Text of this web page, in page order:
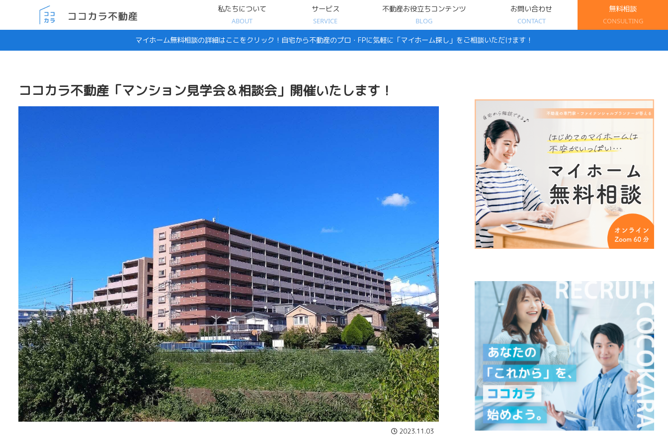
私たちについて
ABOUT
サービス
SERVICE
不動産お役立ちコンテンツ
BLOG
お問い合わせ
CONTACT
無料相談
CONSULTING
マイホーム無料相談の詳細はここをクリック！自宅から不動産のプロ・FPに気軽に「マイホーム探し」をご相談いただけます！
ココカラ不動産「マンション見学会＆相談会」開催いたします！
2023.11.03